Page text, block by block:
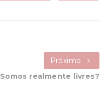
Próximo
Somos realmente livres?